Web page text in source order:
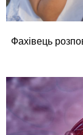
Фахівець